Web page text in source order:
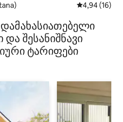
საშუალო
4,94 (16)
შესანიშნავი
ტარიფები